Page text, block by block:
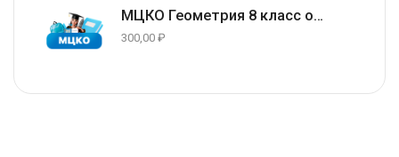
МЦКО Геометрия 8 класс ответы и задания г. Москва (77 регион) 23.04.2026
300,00 ₽